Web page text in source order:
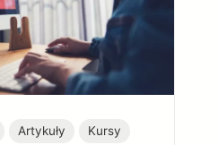
Artykuły
Kursy